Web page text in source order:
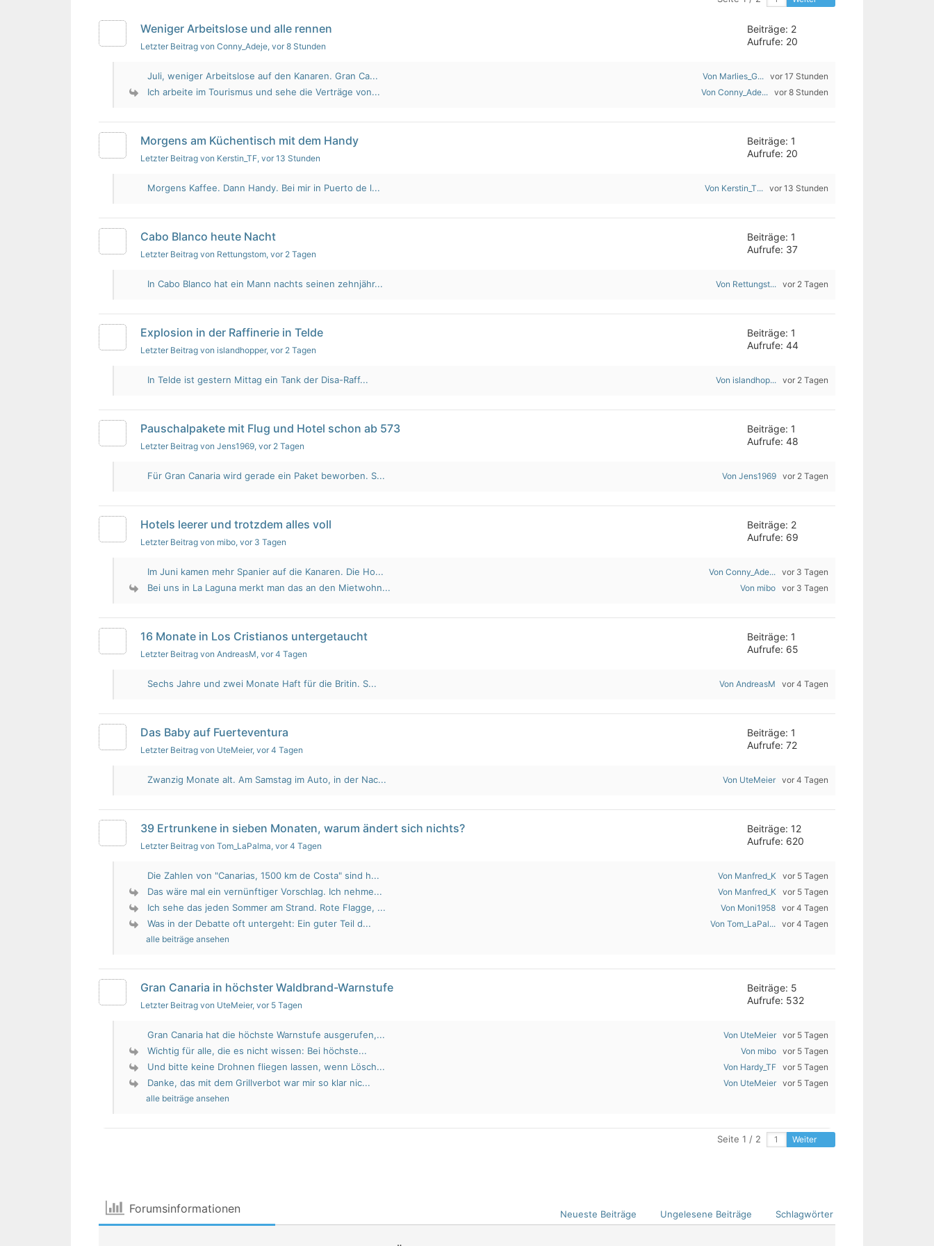
Weniger Arbeitslose und alle rennen
Letzter Beitrag von Conny_Adeje, vor 8 Stunden
Beiträge: 2
Aufrufe: 20
Juli, weniger Arbeitslose auf den Kanaren. Gran Ca... Von Marlies_G... vor 17 Stunden
Ich arbeite im Tourismus und sehe die Verträge von... Von Conny_Ade... vor 8 Stunden
Morgens am Küchentisch mit dem Handy
Letzter Beitrag von Kerstin_TF, vor 13 Stunden
Beiträge: 1
Aufrufe: 20
Morgens Kaffee. Dann Handy. Bei mir in Puerto de l... Von Kerstin_T... vor 13 Stunden
Cabo Blanco heute Nacht
Letzter Beitrag von Rettungstom, vor 2 Tagen
Beiträge: 1
Aufrufe: 37
In Cabo Blanco hat ein Mann nachts seinen zehnjähr... Von Rettungst... vor 2 Tagen
Explosion in der Raffinerie in Telde
Letzter Beitrag von islandhopper, vor 2 Tagen
Beiträge: 1
Aufrufe: 44
In Telde ist gestern Mittag ein Tank der Disa-Raff... Von islandhop... vor 2 Tagen
Pauschalpakete mit Flug und Hotel schon ab 573
Letzter Beitrag von Jens1969, vor 2 Tagen
Beiträge: 1
Aufrufe: 48
Für Gran Canaria wird gerade ein Paket beworben. S... Von Jens1969 vor 2 Tagen
Hotels leerer und trotzdem alles voll
Letzter Beitrag von mibo, vor 3 Tagen
Beiträge: 2
Aufrufe: 69
Im Juni kamen mehr Spanier auf die Kanaren. Die Ho... Von Conny_Ade... vor 3 Tagen
Bei uns in La Laguna merkt man das an den Mietwohn... Von mibo vor 3 Tagen
16 Monate in Los Cristianos untergetaucht
Letzter Beitrag von AndreasM, vor 4 Tagen
Beiträge: 1
Aufrufe: 65
Sechs Jahre und zwei Monate Haft für die Britin. S... Von AndreasM vor 4 Tagen
Das Baby auf Fuerteventura
Letzter Beitrag von UteMeier, vor 4 Tagen
Beiträge: 1
Aufrufe: 72
Zwanzig Monate alt. Am Samstag im Auto, in der Nac... Von UteMeier vor 4 Tagen
39 Ertrunkene in sieben Monaten, warum ändert sich nichts?
Letzter Beitrag von Tom_LaPalma, vor 4 Tagen
Beiträge: 12
Aufrufe: 620
Die Zahlen von "Canarias, 1500 km de Costa" sind h... Von Manfred_K vor 5 Tagen
Das wäre mal ein vernünftiger Vorschlag. Ich nehme... Von Manfred_K vor 5 Tagen
Ich sehe das jeden Sommer am Strand. Rote Flagge, ... Von Moni1958 vor 4 Tagen
Was in der Debatte oft untergeht: Ein guter Teil d... Von Tom_LaPal... vor 4 Tagen
alle beiträge ansehen
Gran Canaria in höchster Waldbrand-Warnstufe
Letzter Beitrag von UteMeier, vor 5 Tagen
Beiträge: 5
Aufrufe: 532
Gran Canaria hat die höchste Warnstufe ausgerufen,... Von UteMeier vor 5 Tagen
Wichtig für alle, die es nicht wissen: Bei höchste... Von mibo vor 5 Tagen
Und bitte keine Drohnen fliegen lassen, wenn Lösch... Von Hardy_TF vor 5 Tagen
Danke, das mit dem Grillverbot war mir so klar nic... Von UteMeier vor 5 Tagen
alle beiträge ansehen
Seite 1 / 2 Weiter
Forumsinformationen Neueste Beiträge Ungelesene Beiträge Schlagwörter